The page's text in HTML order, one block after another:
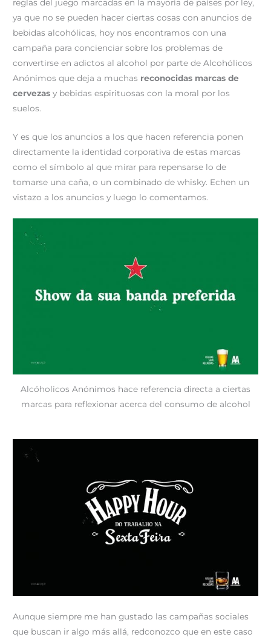
r
)
t
reglas del juego marcadas en la mayoría de países por ley,
ya que no se pueden hacer ciertas cosas con anuncios de
bebidas alcohólicas, hoy nos encontramos con una
campaña para concienciar sobre los problemas de
convertirse en adictos al alcohol por parte de Alcohólicos
Anónimos que deja a muchas reconocidas marcas de
cervezas y bebidas espirituosas con la moral por los
suelos.
Y es que los anuncios a los que hacen referencia ponen
directamente la identidad corporativa de estas marcas
como el símbolo al que mirar para repensarse lo de
tomarse una caña, o un combinado de whisky. Echen un
vistazo a los anuncios y luego lo comentamos.
Alcóholicos Anónimos hace referencia directa a ciertas
marcas para reflexionar acerca del consumo de alcohol
Aunque siempre me han gustado las campañas sociales
que buscan ir algo más allá, redconozco que en este caso